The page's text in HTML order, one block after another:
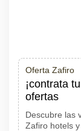
Oferta Zafiro
¡contrata
ofertas
Descubre las
Zafiro hotels